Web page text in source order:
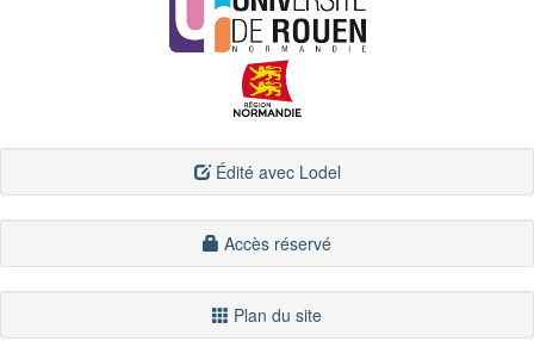
Édité avec Lodel
Accès réservé
Plan du site